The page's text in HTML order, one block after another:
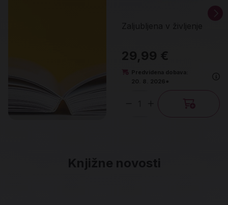
Zaljubljena v življenje
29,99 €
Predvidena dobava:
20. 8. 2026*
Knjižne novosti